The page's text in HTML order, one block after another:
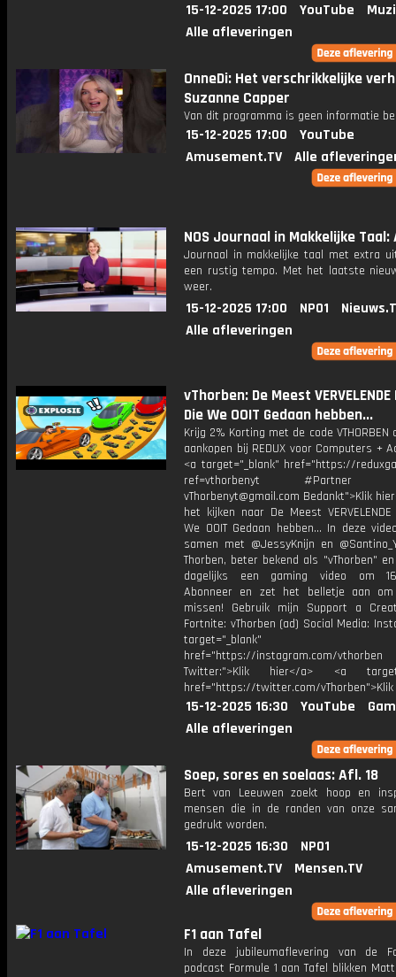
15-12-2025 17:00 YouTube
Alle afleveringen
OnneDi: Het verschrikkelijke
Suzanne Capper
Van dit programma is geen informatie
15-12-2025 17:00
YouTube
Amusement.TV
Alle
NOS Journaal in Makkelijke
Journaal in makkelijke taal met extra
een rustig tempo. Met het laatste
weer.
15-12-2025 17:00 NPO1
Alle afleveringen
vThorben: De Meest VERVELENDE
Die We OOIT Gedaan hebben...
Krijg 2% Korting met de code VTHORBEN
aankopen bij REDUX voor Computers +
<a target="_blank" href="https://
ref=vthorbenyt #Partner
vThorbenyt@gmail.com Bedankt">Klik
het kijken naar De Meest
We OOIT Gedaan hebben... In deze
samen met @JessyKnijn en
Thorben, beter bekend als "vThorben"
dagelijks een gaming video om
Abonneer en zet het belletje aan
missen! Gebruik mijn Support a
Fortnite: vThorben (ad) Social Media:
target="_blank"
href="https://instagram.com/vthorben
Twitter:">Klik hier</a> <a
href="https://twitter.com/
15-12-2025 16:30 YouTube
Alle afleveringen
Soep, sores en soelaas: Afl. 18
Bert van Leeuwen zoekt hoop en
mensen die in de randen van onze
gedrukt worden.
15-12-2025 16:30
NPO1
Amusement.TV
Mensen.TV
Alle afleveringen
F1 aan Tafel
In deze jubileumaflevering van de
podcast Formule 1 aan Tafel blikken